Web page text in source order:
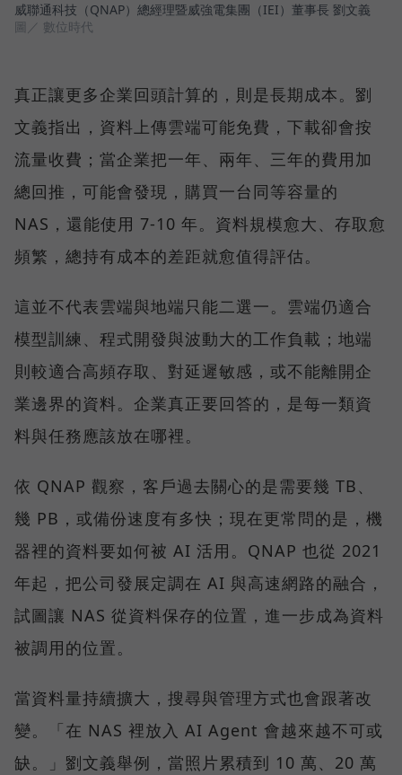
威聯通科技（QNAP）總經理暨威強電集團（IEI）董事長 劉文義
圖／ 數位時代
真正讓更多企業回頭計算的，則是長期成本。劉
文義指出，資料上傳雲端可能免費，下載卻會按
流量收費；當企業把一年、兩年、三年的費用加
總回推，可能會發現，購買一台同等容量的
NAS，還能使用 7-10 年。資料規模愈大、存取愈
頻繁，總持有成本的差距就愈值得評估。
這並不代表雲端與地端只能二選一。雲端仍適合
模型訓練、程式開發與波動大的工作負載；地端
則較適合高頻存取、對延遲敏感，或不能離開企
業邊界的資料。企業真正要回答的，是每一類資
料與任務應該放在哪裡。
依 QNAP 觀察，客戶過去關心的是需要幾 TB、
幾 PB，或備份速度有多快；現在更常問的是，機
器裡的資料要如何被 AI 活用。QNAP 也從 2021
年起，把公司發展定調在 AI 與高速網路的融合，
試圖讓 NAS 從資料保存的位置，進一步成為資料
被調用的位置。
當資料量持續擴大，搜尋與管理方式也會跟著改
變。「在 NAS 裡放入 AI Agent 會越來越不可或
缺。」劉文義舉例，當照片累積到 10 萬、20 萬